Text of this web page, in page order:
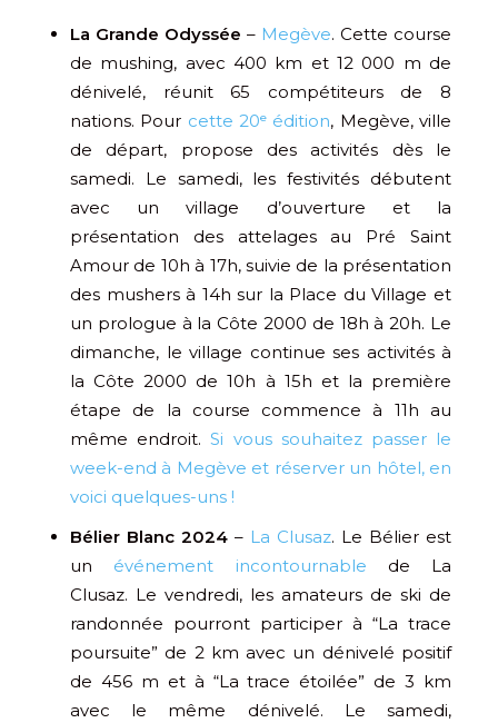
La Grande Odyssée – Megève. Cette course
de mushing, avec 400 km et 12 000 m de
dénivelé, réunit 65 compétiteurs de 8
nations. Pour cette 20ᵉ édition, Megève, ville
de départ, propose des activités dès le
samedi. Le samedi, les festivités débutent
avec un village d’ouverture et la
présentation des attelages au Pré Saint
Amour de 10h à 17h, suivie de la présentation
des mushers à 14h sur la Place du Village et
un prologue à la Côte 2000 de 18h à 20h. Le
dimanche, le village continue ses activités à
la Côte 2000 de 10h à 15h et la première
étape de la course commence à 11h au
même endroit.Si vous souhaitez passer le
week-end à Megève et réserver un hôtel, en
voici quelques-uns !
Bélier Blanc 2024 – La Clusaz. Le Bélier est
un événement incontournable de La
Clusaz. Le vendredi, les amateurs de ski de
randonnée pourront participer à “La trace
poursuite” de 2 km avec un dénivelé positif
de 456 m et à “La trace étoilée” de 3 km
avec le même dénivelé. Le samedi,